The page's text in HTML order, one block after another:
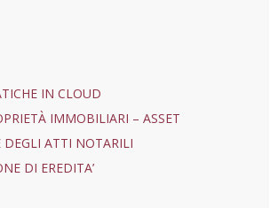
IN CLOUD
IMMOBILIARI – ASSET
DEGLI ATTI NOTARILI
DI EREDITA’